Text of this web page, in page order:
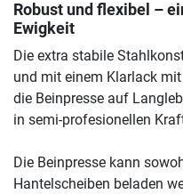
Robust und flexibel –
Ewigkeit
Die extra stabile
und mit einem Klarlack
die Beinpresse auf
in semi-profesionellen
Die Beinpresse kann
Hantelscheiben beladen